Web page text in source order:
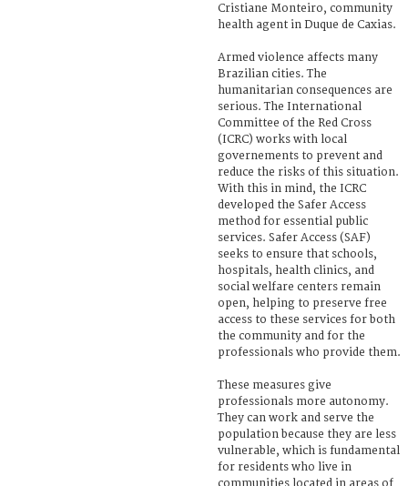
Cristiane Monteiro, community
health agent in Duque de Caxias.
Armed violence affects many
Brazilian cities. The
humanitarian consequences are
serious. The International
Committee of the Red Cross
(ICRC) works with local
governements to prevent and
reduce the risks of this situation.
With this in mind, the ICRC
developed the Safer Access
method for essential public
services. Safer Access (SAF)
seeks to ensure that schools,
hospitals, health clinics, and
social welfare centers remain
open, helping to preserve free
access to these services for both
the community and for the
professionals who provide them.
These measures give
professionals more autonomy.
They can work and serve the
population because they are less
vulnerable, which is fundamental
for residents who live in